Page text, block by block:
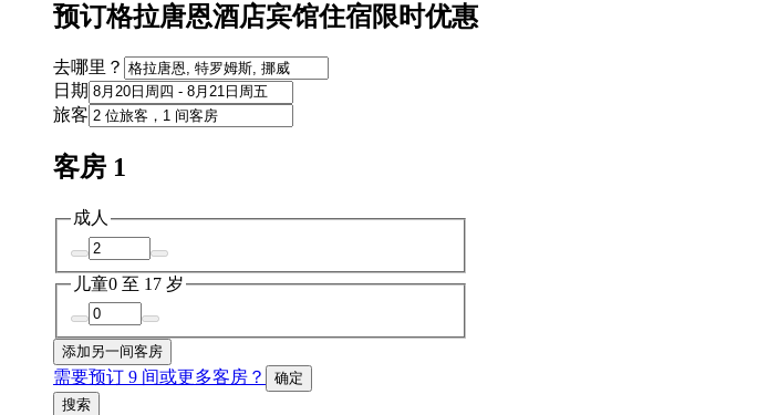
预订格拉唐恩酒店宾馆住宿限时优惠
去哪里？
日期
旅客
客房 1
成人
儿童0 至 17 岁
添加另一间客房
需要预订 9 间或更多客房？
确定
搜索